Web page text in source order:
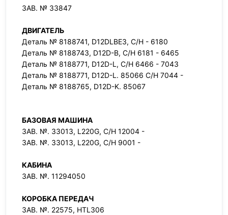
ЗАВ. № 33847
ДВИГАТЕЛЬ
Деталь № 8188741, D12DLBE3, С/Н - 6180
Деталь № 8188743, D12D-B, С/Н 6181 - 6465
Деталь № 8188771, D12D-L, С/Н 6466 - 7043
Деталь № 8188771, D12D-L. 85066 С/Н 7044 -
Деталь № 8188765, D12D-K. 85067
БАЗОВАЯ МАШИНА
ЗАВ. №. 33013, L220G, С/Н 12004 -
ЗАВ. №. 33013, L220G, С/Н 9001 -
КАБИНА
ЗАВ. №. 11294050
КОРОБКА ПЕРЕДАЧ
ЗАВ. №. 22575, HTL306